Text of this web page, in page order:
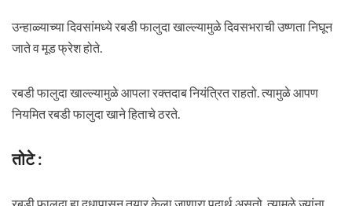
उन्हाळ्याच्या दिवसांमध्ये रबडी फालुदा खाल्ल्यामुळे दिवसभराची उष्णता निघून
जाते व मूड फ्रेश होते.
रबडी फालुदा खाल्ल्यामुळे आपला रक्तदाब नियंत्रित राहतो. त्यामुळे आपण
नियमित रबडी फालुदा खाने हिताचे ठरते.
तोटे :